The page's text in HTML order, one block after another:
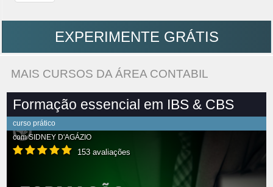
EXPERIMENTE GRÁTIS
MAIS CURSOS DA ÁREA CONTABIL
Formação essencial em IBS & CBS
curso prático
comSIDNEY D'AGÁZIO
153 avaliações